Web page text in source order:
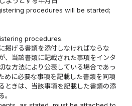
procedures will be started;
procedures.
掲げる書類を添付しなければならな
、当該書類に記載された事項をインタ
な方法により公表している場合であっ
めに必要な事項を記載した書類を同項
ときは、当該事項を記載した書類の添
。